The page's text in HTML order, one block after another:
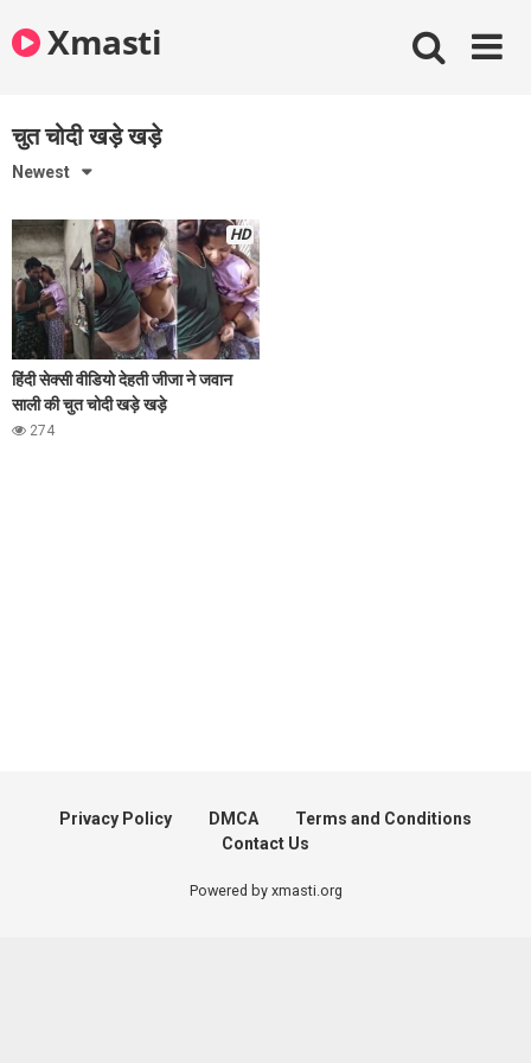
to
contentXmasti
चुत चोदी खड़े खड़े
Newest
HD
हिंदी सेक्सी वीडियो देहती जीजा ने जवान
साली की चुत चोदी खड़े खड़े
274
Privacy Policy DMCA
Terms and Conditions
Contact Us
Powered by xmasti.org